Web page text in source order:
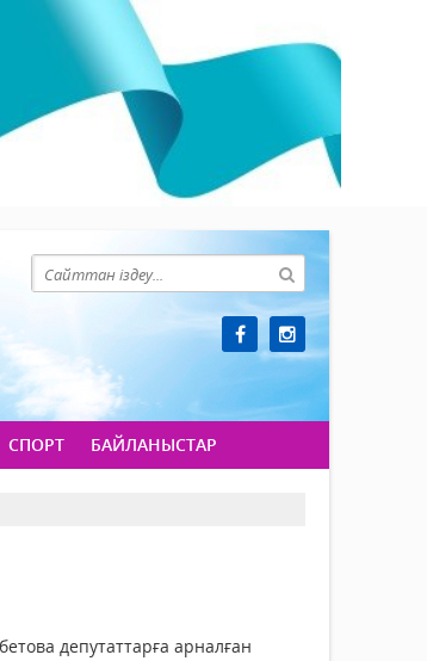
СПОРТ БАЙЛАНЫСТАР
депутаттарға арналған